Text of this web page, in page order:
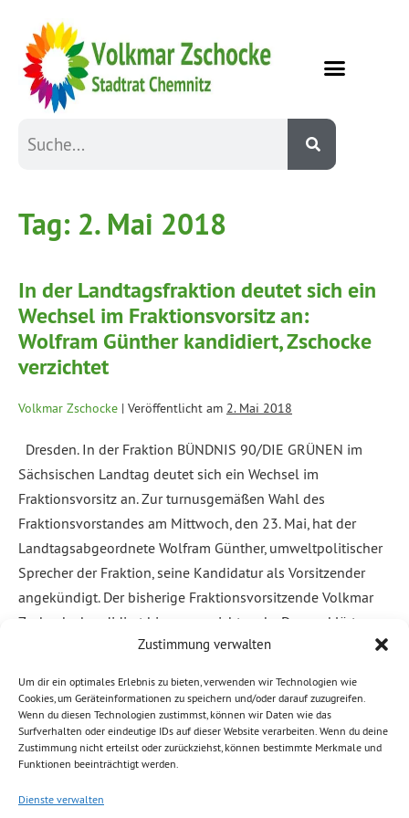
Zustimmung verwalten
Um dir ein optimales Erlebnis zu bieten, verwenden wir Technologien wie
Cookies, um Geräteinformationen zu speichern und/oder darauf zuzugreifen.
Wenn du diesen Technologien zustimmst, können wir Daten wie das
Surfverhalten oder eindeutige IDs auf dieser Website verarbeiten. Wenn du deine
Zustimmung nicht erteilst oder zurückziehst, können bestimmte Merkmale und
Funktionen beeinträchtigt werden.
Dienste verwalten
Tag: 2. Mai 2018
In der Landtagsfraktion deutet sich ein
Wechsel im Fraktionsvorsitz an:
Wolfram Günther kandidiert, Zschocke
verzichtet
Volkmar Zschocke | Veröffentlicht am 2. Mai 2018
Dresden. In der Fraktion BÜNDNIS 90/DIE GRÜNEN im
Sächsischen Landtag deutet sich ein Wechsel im
Fraktionsvorsitz an. Zur turnusgemäßen Wahl des
Fraktionsvorstandes am Mittwoch, den 23. Mai, hat der
Landtagsabgeordnete Wolfram Günther, umweltpolitischer
Sprecher der Fraktion, seine Kandidatur als Vorsitzender
angekündigt. Der bisherige Fraktionsvorsitzende Volkmar
Zschocke kandidiert hingegen nicht mehr. Dazu erklärt
Volkmar Zschocke, […]
Weiterlesen
Abgelegt unter: Allgemein